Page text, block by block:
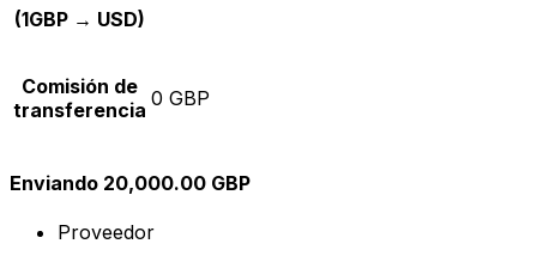
(1GBP → USD)
Comisión de
transferencia 0 GBP
Enviando 20,000.00 GBP
Proveedor